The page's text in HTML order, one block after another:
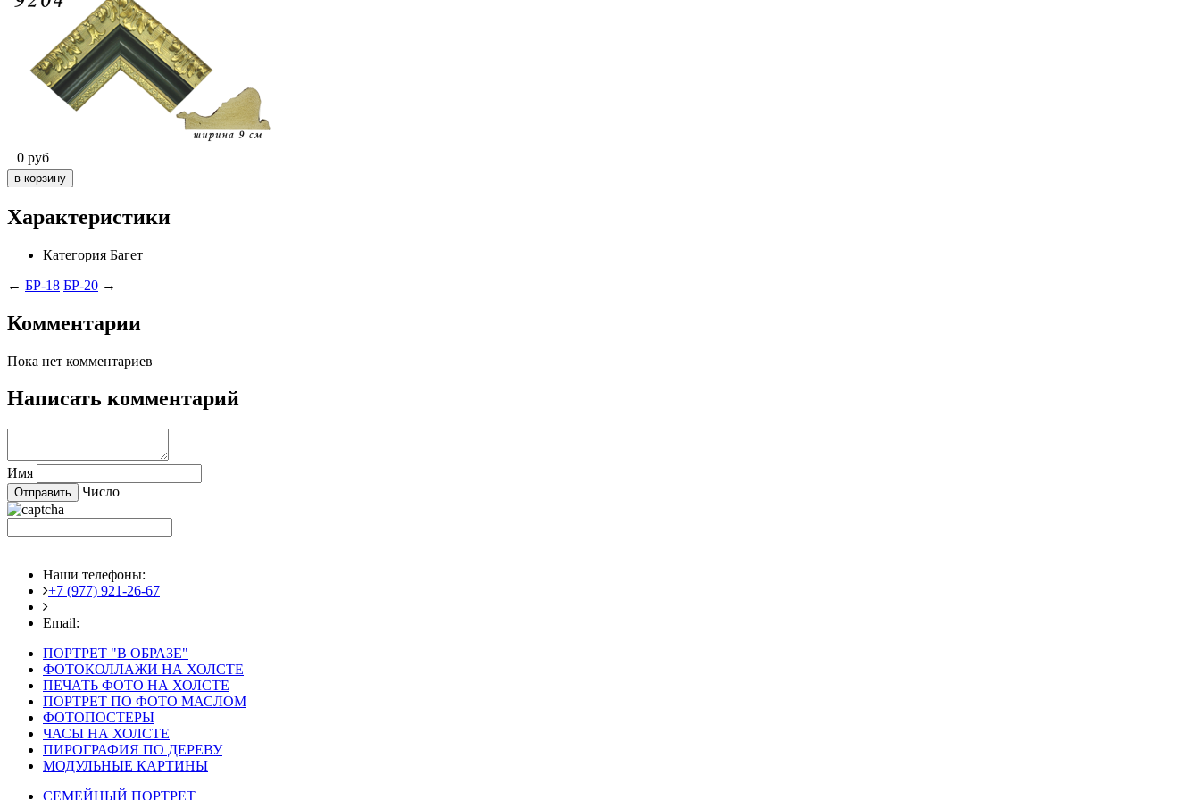
0 руб
Характеристики
Категория Багет
← БР-18 БР-20 →
Комментарии
Пока нет комментариев
Написать комментарий
Имя
Число
Наши телефоны:
+7 (977) 921-26-67
Email:
ПОРТРЕТ "В ОБРАЗЕ"
ФОТОКОЛЛАЖИ НА ХОЛСТЕ
ПЕЧАТЬ ФОТО НА ХОЛСТЕ
ПОРТРЕТ ПО ФОТО МАСЛОМ
ФОТОПОСТЕРЫ
ЧАСЫ НА ХОЛСТЕ
ПИРОГРАФИЯ ПО ДЕРЕВУ
МОДУЛЬНЫЕ КАРТИНЫ
СЕМЕЙНЫЙ ПОРТРЕТ